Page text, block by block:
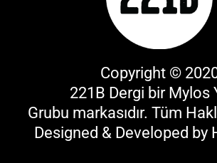
Copyright ©
221B Dergi bir Mylos
Grubu markasıdır. Tüm
Designed & Developed by